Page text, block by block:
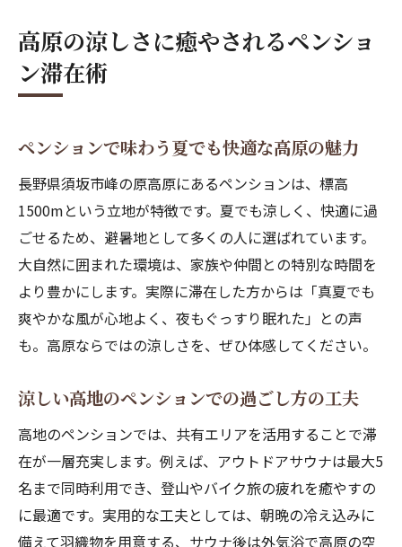
高原の涼しさに癒やされるペンショ
ン滞在術
ペンションで味わう夏でも快適な高原の魅力
長野県須坂市峰の原高原にあるペンションは、標高
1500mという立地が特徴です。夏でも涼しく、快適に過
ごせるため、避暑地として多くの人に選ばれています。
大自然に囲まれた環境は、家族や仲間との特別な時間を
より豊かにします。実際に滞在した方からは「真夏でも
爽やかな風が心地よく、夜もぐっすり眠れた」との声
も。高原ならではの涼しさを、ぜひ体感してください。
涼しい高地のペンションでの過ごし方の工夫
高地のペンションでは、共有エリアを活用することで滞
在が一層充実します。例えば、アウトドアサウナは最大5
名まで同時利用でき、登山やバイク旅の疲れを癒やすの
に最適です。実用的な工夫としては、朝晩の冷え込みに
備えて羽織物を用意する、サウナ後は外気浴で高原の空